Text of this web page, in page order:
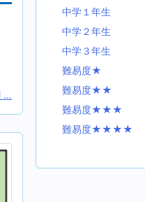
...
中学１年生
中学２年生
中学３年生
難易度★
難易度★★
難易度★★★
難易度★★★★